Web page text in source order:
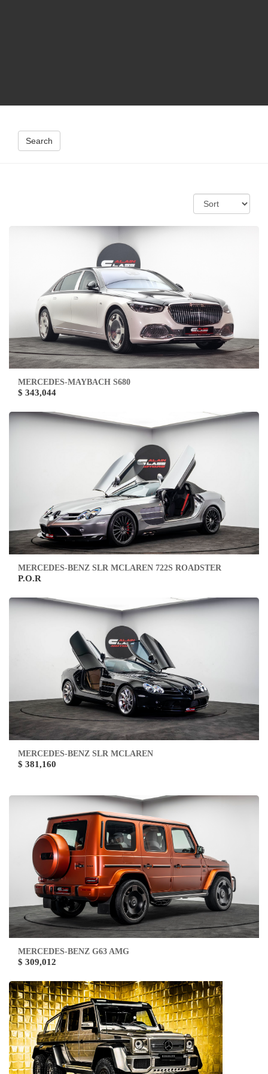
Search
MERCEDES-MAYBACH S680
$ 343,044
MERCEDES-BENZ SLR MCLAREN 722S ROADSTER
P.O.R
MERCEDES-BENZ SLR MCLAREN
$ 381,160
MERCEDES-BENZ G63 AMG
$ 309,012